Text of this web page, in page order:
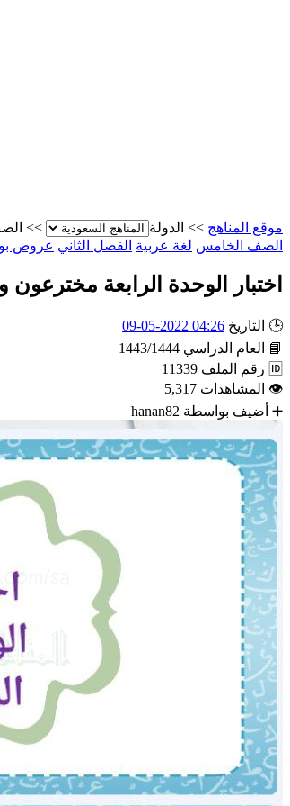
موقع المناهج >> الدولة >>
الصف الخامس لغة عربية الفصل الثاني عروض
اختبار الوحدة الرابعة
🕒 التاريخ 04:26 2022-05-09
📘
العام الدراسي 1443/1444
🆔 رقم الملف 11339
👁 المشاهدات 5,317
➕ أضيف بواسطة hanan82